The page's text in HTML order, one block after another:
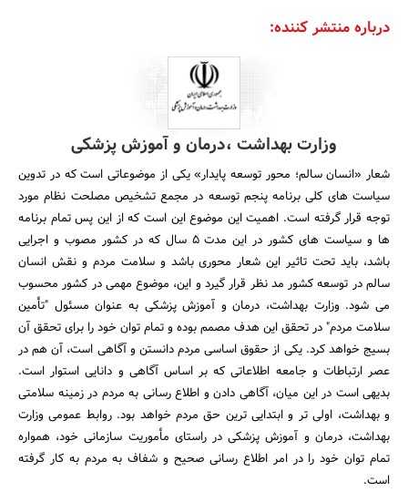
درباره منتشر کننده:
وزارت بهداشت ،درمان و آموزش پزشکی
شعار «انسان سالم؛ محور توسعه پایدار» یکی از موضوعاتی است که در تدوین
سیاست های کلی برنامه پنجم توسعه در مجمع تشخیص مصلحت نظام مورد
توجه قرار گرفته است. اهمیت این موضوع این است که از این پس تمام برنامه
ها و سیاست های کشور در این مدت 5 سال که در کشور مصوب و اجرایی
باشد، باید تحت تاثیر این شعار محوری باشد و سلامت مردم و نقش انسان
سالم در توسعه کشور مد نظر قرار گیرد و این، موضوع مهمی در کشور محسوب
می شود. وزارت بهداشت، درمان و آموزش پزشکی به عنوان مسئول "تأمین
سلامت مردم" در تحقق این هدف مصمم بوده و تمام توان خود را برای تحقق آن
بسیج خواهد کرد. یکی از حقوق اساسی مردم دانستن و آگاهی است، آن هم در
عصر ارتباطات و جامعه اطلاعاتی که بر اساس آگاهی و دانایی استوار است.
بدیهی است در این میان، آگاهی دادن و اطلاع رسانی به مردم در زمینه سلامتی
و بهداشت، اولی تر و ابتدایی ترین حق مردم خواهد بود. روابط عمومی وزارت
بهداشت، درمان و آموزش پزشکی در راستای مأموریت سازمانی خود، همواره
تمام توان خود را در امر اطلاع رسانی صحیح و شفاف به مردم به کار گرفته
است.